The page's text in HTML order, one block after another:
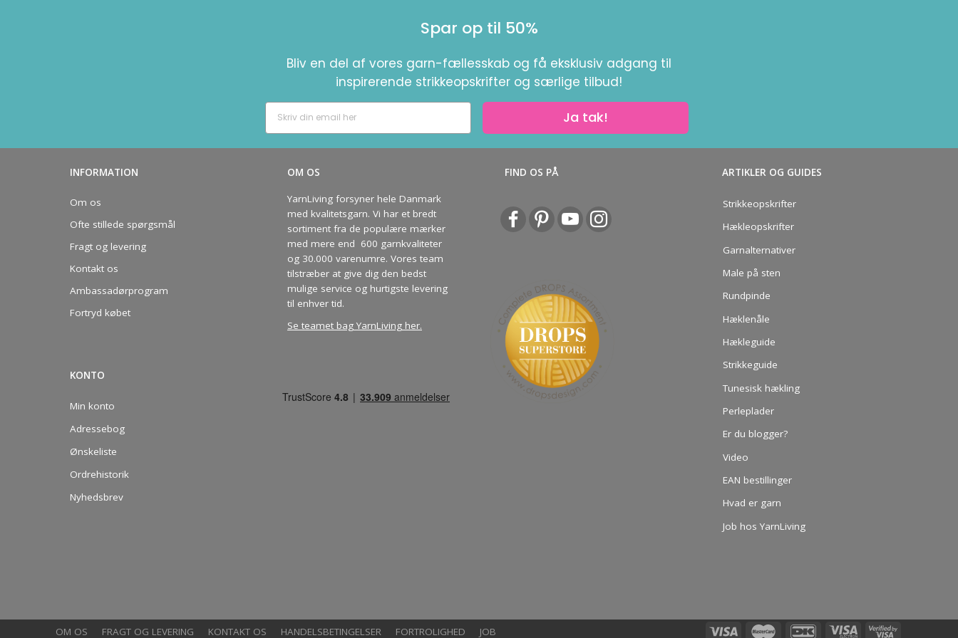
Spar op til 50%
Bliv en del af vores garn-fællesskab og få eksklusiv adgang til
inspirerende strikkeopskrifter og særlige tilbud!
Ja tak!
INFORMATION
Om os
Ofte stillede spørgsmål
Fragt og levering
Kontakt os
Ambassadørprogram
Fortryd købet
KONTO
Min konto
Adressebog
Ønskeliste
Ordrehistorik
Nyhedsbrev
OM OS
YarnLiving forsyner hele Danmark
med kvalitetsgarn. Vi har et bredt
sortiment fra de populære mærker
med mere end 600 garnkvaliteter
og 30.000 varenumre. Vores team
tilstræber at give dig den bedst
mulige service og hurtigste levering
til enhver tid.
Se teamet bag YarnLiving her.
FIND OS PÅ ARTIKLER OG GUIDES
Strikkeopskrifter
Hækleopskrifter
Garnalternativer
Male på sten
Rundpinde
Hæklenåle
Hækleguide
Strikkeguide
Tunesisk hækling
Perleplader
Er du blogger?
Video
EAN bestillinger
Hvad er garn
Job hos YarnLiving
OM OS FRAGT OG LEVERING KONTAKT OS HANDELSBETINGELSER FORTROLIGHED JOB